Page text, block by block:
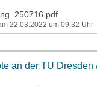
22.03.2022 um 09:32 Uhr
an der TU Dresden